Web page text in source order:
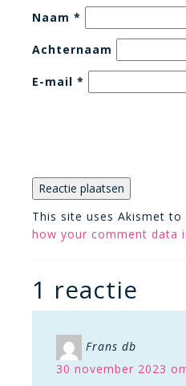
Naam *
Achternaam
E-mail *
This site uses Akismet to
how your comment data
1 reactie
Frans db
30 november 2023